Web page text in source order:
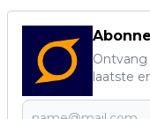
laatste